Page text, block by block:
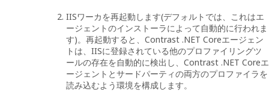
IISワーカを再起動します(デフォルトでは、これはエ
ージェントのインストーラによって自動的に行われま
す)。再起動すると、Contrast .NET Coreエージェン
トは、IISに登録されている他のプロファイリングツ
ールの存在を自動的に検出し、Contrast .NET Coreエ
ージェントとサードパーティの両方のプロファイラを
読み込むよう環境を構成します。